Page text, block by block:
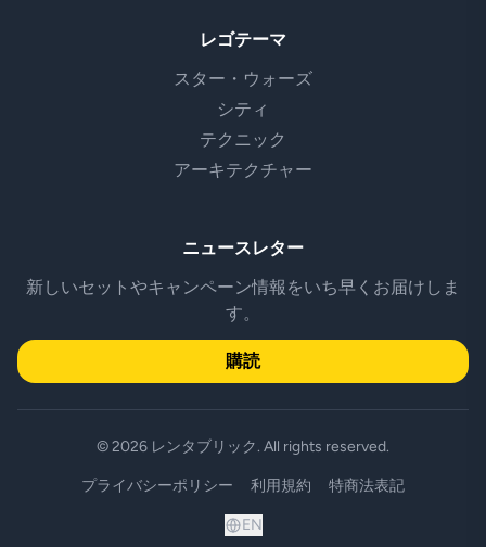
レゴテーマ
スター・ウォーズ
シティ
テクニック
アーキテクチャー
ニュースレター
新しいセットやキャンペーン情報をいち早くお届けしま
す。
購読
© 2026 レンタブリック. All rights reserved.
プライバシーポリシー 利用規約 特商法表記
EN